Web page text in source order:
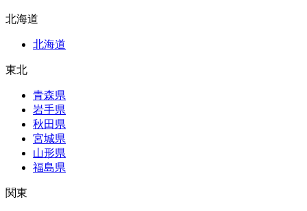
北海道
北海道
東北
青森県
岩手県
秋田県
宮城県
山形県
福島県
関東